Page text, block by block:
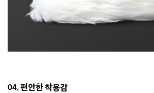
04. 편안한 착용감